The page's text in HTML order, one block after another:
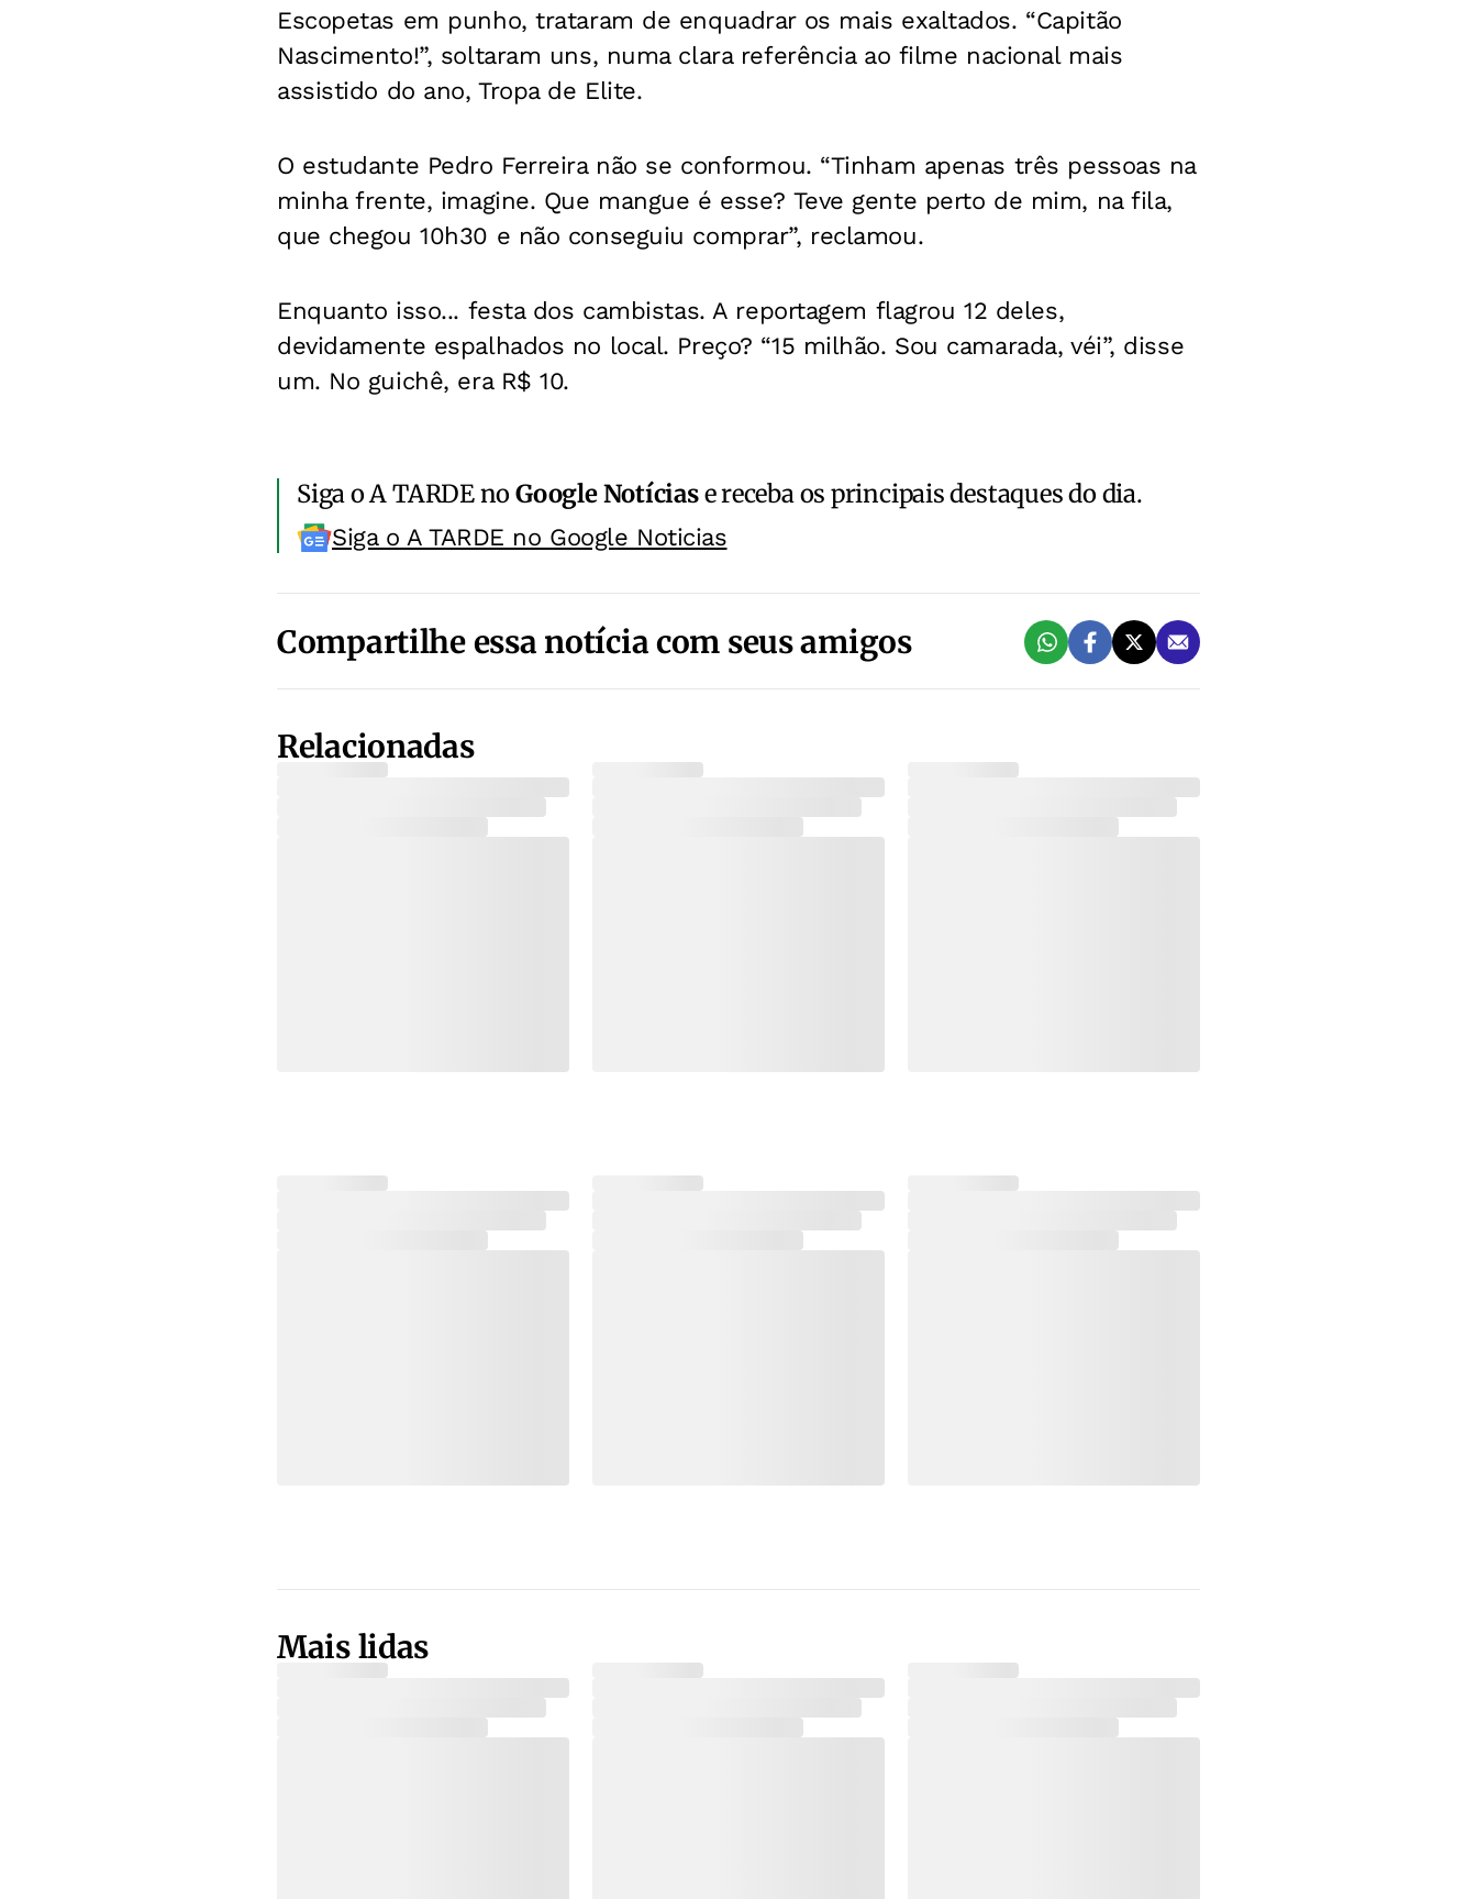
Escopetas em punho, trataram de enquadrar os mais exaltados. “Capitão
Nascimento!”, soltaram uns, numa clara referência ao filme nacional mais
assistido do ano, Tropa de Elite.
O estudante Pedro Ferreira não se conformou. “Tinham apenas três pessoas na
minha frente, imagine. Que mangue é esse? Teve gente perto de mim, na fila,
que chegou 10h30 e não conseguiu comprar”, reclamou.
Enquanto isso... festa dos cambistas. A reportagem flagrou 12 deles,
devidamente espalhados no local. Preço? “15 milhão. Sou camarada, véi”, disse
um. No guichê, era R$ 10.
Siga o A TARDE noGoogle Notíciase receba os principais destaques do dia.
Siga o A TARDE no Google Noticias
Compartilhe essa notícia com seus amigos
Relacionadas
Mais lidas